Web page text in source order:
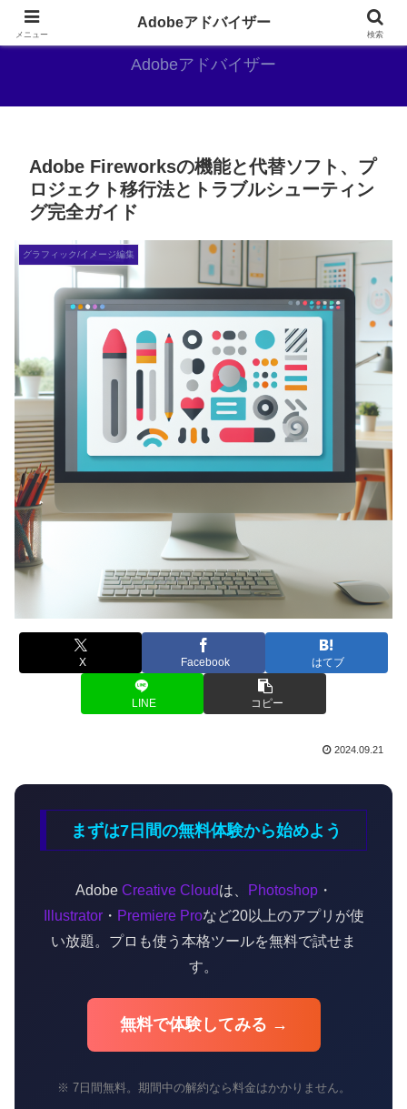
Adobe好きのAdobe推しブログ
Adobeアドバイザー
Adobe Fireworksの機能と代替ソフト、プ
ロジェクト移行法とトラブルシューティン
グ完全ガイド
グラフィック/イメージ編集
X Facebook はてブ
LINE コピー
2024.09.21
まずは7日間の無料体験から始めよう
Adobe Creative Cloudは、 Photoshop・
Illustrator・ Premiere Proなど20以上のアプリが使
い放題。プロも使う本格ツールを無料で試せま
す。
無料で体験してみる →
※ 7日間無料。期間中の解約なら料金はかかりません。
メニュー
Adobeアドバイザー
検索